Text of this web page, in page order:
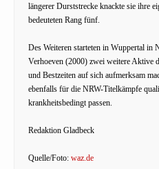
längerer Durststrecke knackte sie ihre
bedeuteten Rang fünf.
Des Weiteren starteten in Wuppertal in
Verhoeven (2000) zwei weitere Aktive
und Bestzeiten auf sich aufmerksam
ebenfalls für die NRW-Titelkämpfe
krankheitsbedingt passen.
Redaktion Gladbeck
Quelle/Foto: waz.de